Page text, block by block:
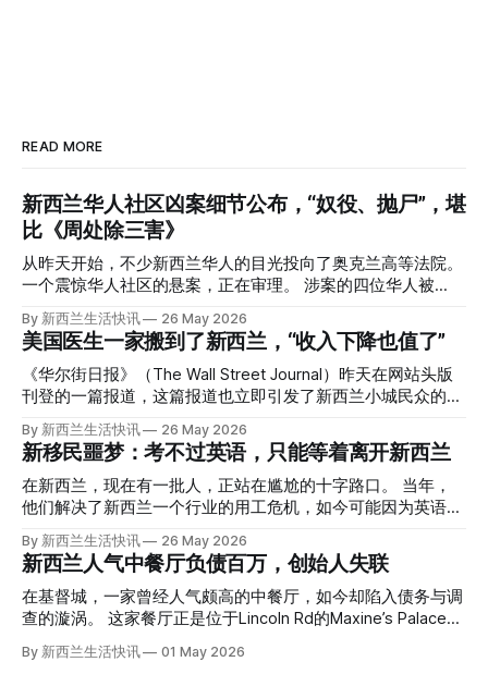
READ MORE
新西兰华人社区凶案细节公布，“奴役、抛尸”，堪
比《周处除三害》
从昨天开始，不少新西兰华人的目光投向了奥克兰高等法院。
一个震惊华人社区的悬案，正在审理。 涉案的四位华人被
告，站在了法庭，被控与一位70岁中国女人的死有关。 事情
的复杂程度，远超人们的想象。 神秘的黑色塑料袋 先让我们
回到2024年3月12日。 新西兰一个名叫Paul Middleton的老
人，在奥克兰Gulf Harbour钓鱼时，发现了一个黑色塑料袋，
里面是一堆衣服。 再扒开衣服，他看到了一只手，一只人
腰部对折，黑色胶带缠着头、手腕和身体，整个人被绑成胎儿
状。 两个10公斤的米袋装满了石头，用胶带死死缠在尸体
上。 死者是亚洲面孔的老年女性，头部、脸、胳膊都有钝器
伤，当时身穿一件“娟燕牌”内衣和黑色长裤。 她是谁？没有人
Operation Parade的案子，开始调查。 米袋泄露秘密 破案的
关键，是两个米袋。这两个塑料米袋里装着用来压住尸体的花
园石头。 每个米袋上都有序列号。 警察一家家查，发现这批
米是在奥克兰北岸一家超市卖的。
By 新西兰生活快讯 26 May 2026
美国医生一家搬到了新西兰，“收入下降也值了”
《华尔街日报》（The Wall Street Journal）昨天在网站头版
刊登的一篇报道，这篇报道也立即引发了新西兰小城民众的兴
趣： “精疲力尽的美国医生，正在离开美国，前往新西兰一座
偏远小镇。” “精疲力尽的美国医生”搬家新西兰 四年前，在加
州拉霍亚（La Jolla）一家医院担任内科医生的Brandon
Williams医生达到了崩溃的边缘。 患者人数激增、医疗人员短
缺、医疗事故诉讼的威胁，以及对患者无力支付医疗费用的忧
（PTSD）。他的其中一位同事甚至因自杀身亡。 他并不想放
弃从医，但他不想再在美国行医了。 于是，他与38岁的妻子
Ellen Williams开始在欧洲寻找更好的选择。 就在那时，他收
到了一封来自新西兰医疗招聘人员的信。 “虽然跑到那个‘与世
义。”现年39岁的加州人Brandon说道。 2024年11月，这家人
By 新西兰生活快讯 26 May 2026
新移民噩梦：考不过英语，只能等着离开新西兰
在新西兰，现在有一批人，正站在尴尬的十字路口。 当年，
他们解决了新西兰一个行业的用工危机，如今可能因为英语考
试，不得不在几年内离开这个国家。 一位移民的无奈感叹：
“如果我们真能考到那个分数，就不会来开公交车了。” 因为英
语，他们一直无法上岸 来自菲律宾的Ryan De Guzman，就是
这批人中的一员。 2023年，当他看到新西兰招聘海外公交司
机的信息时，几乎没有犹豫就提交了申请。 “我听说这里气候
年3月抵达奥克兰。 当时心里盘算着：努力工作两年，申请居
By 新西兰生活快讯 26 May 2026
新西兰人气中餐厅负债百万，创始人失联
在基督城，一家曾经人气颇高的中餐厅，如今却陷入债务与调
查的漩涡。 这家餐厅正是位于Lincoln Rd的Maxine’s Palace。
其背后的公司已进入清算程序，债务总额接近100万纽币，而
引人关注的是——清算人目前无法联系到创始人本人。 今年3
By 新西兰生活快讯 01 May 2026